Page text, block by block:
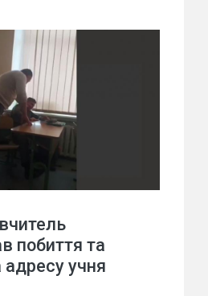
побиття та
адресу учня